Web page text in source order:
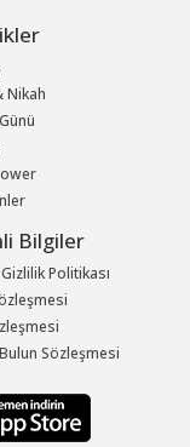
Nikah
Bilgiler
Gizlilik Politikası
Sözleşmesi